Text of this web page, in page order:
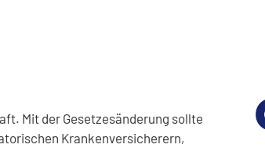
Mit der Gesetzesänderung sollte
Krankenversicherern,